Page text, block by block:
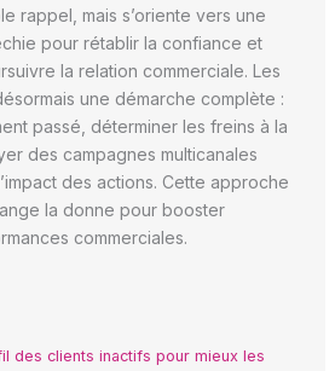
rappel, mais s’oriente vers une
pour rétablir la confiance et
la relation commerciale. Les
une démarche complète :
passé, déterminer les freins à la
des campagnes multicanales
des actions. Cette approche
la donne pour booster
commerciales.
des clients inactifs pour mieux les